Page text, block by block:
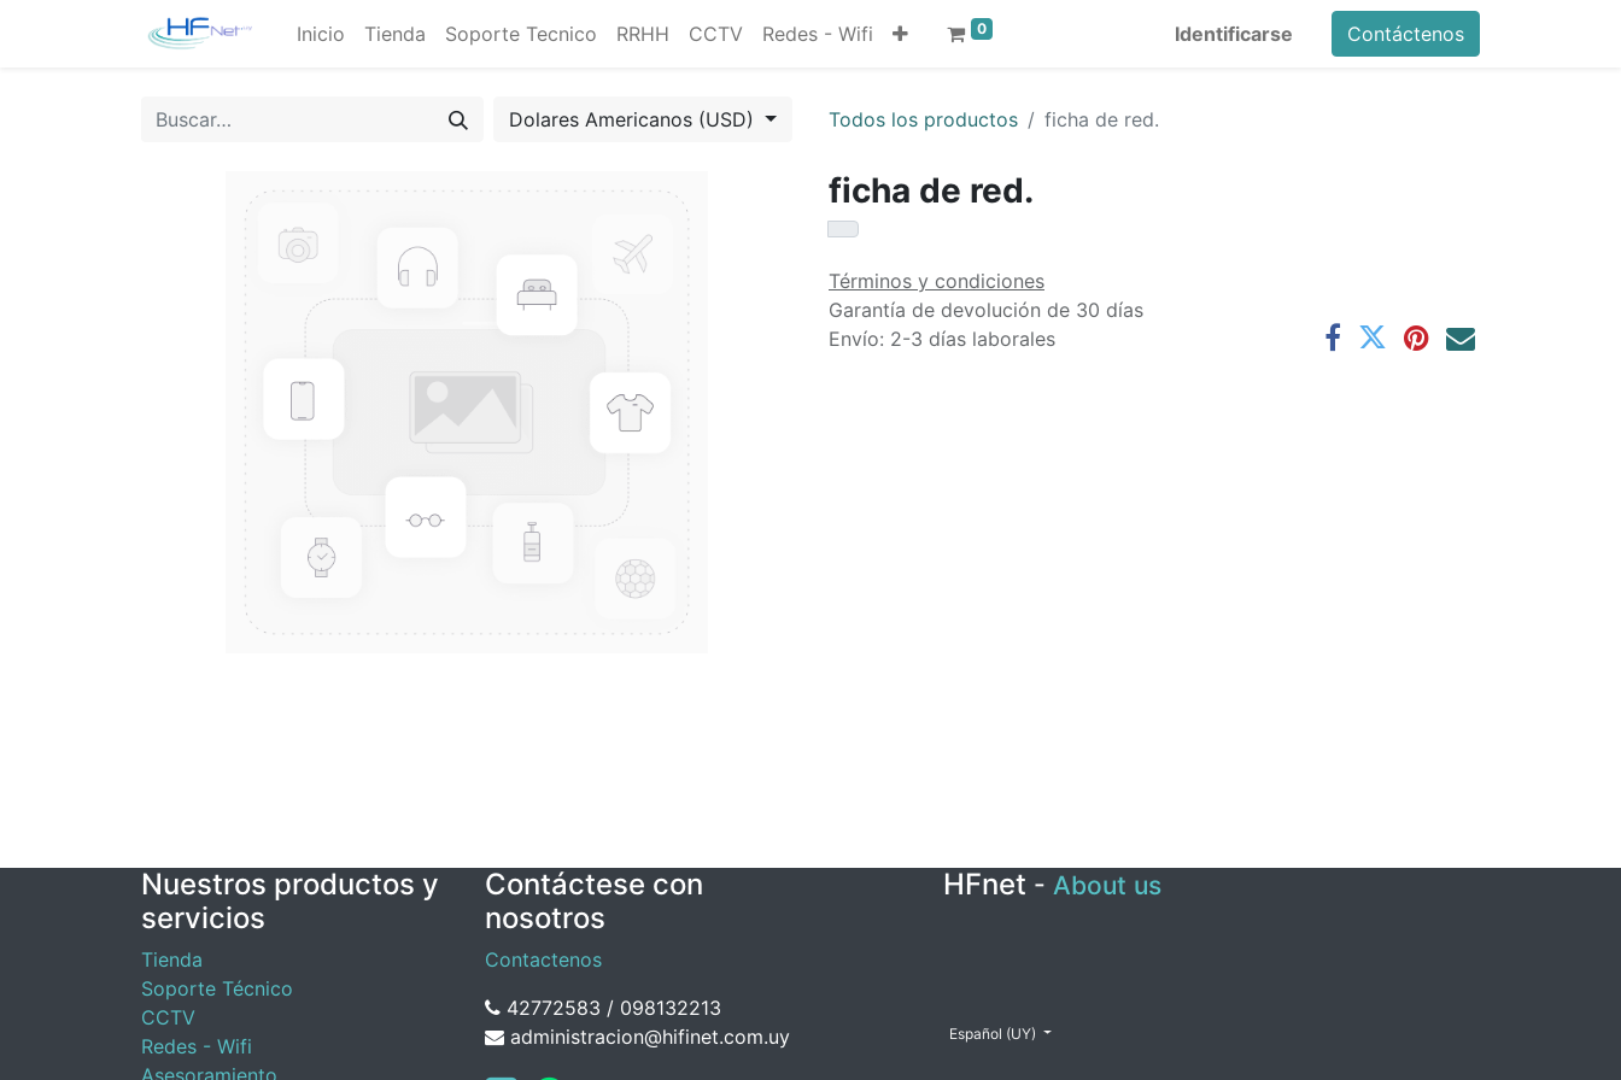
Inicio Tienda Soporte Tecnico RRHH CCTV Redes - Wifi 0 Identificarse Contáctenos
Dolares Americanos (USD) Todos los productos ficha de red.
ficha de red.
Términos y condiciones
Garantía de devolución de 30 días
Envío: 2-3 días laborales
Nuestros productos y
servicios
Tienda
Soporte Técnico
CCTV
Redes - Wifi
Asesoramiento
Contáctese con
nosotros
Contactenos
42772583 / 098132213
administracion@hifinet.com.uy
HFnet - About us
Español (UY)